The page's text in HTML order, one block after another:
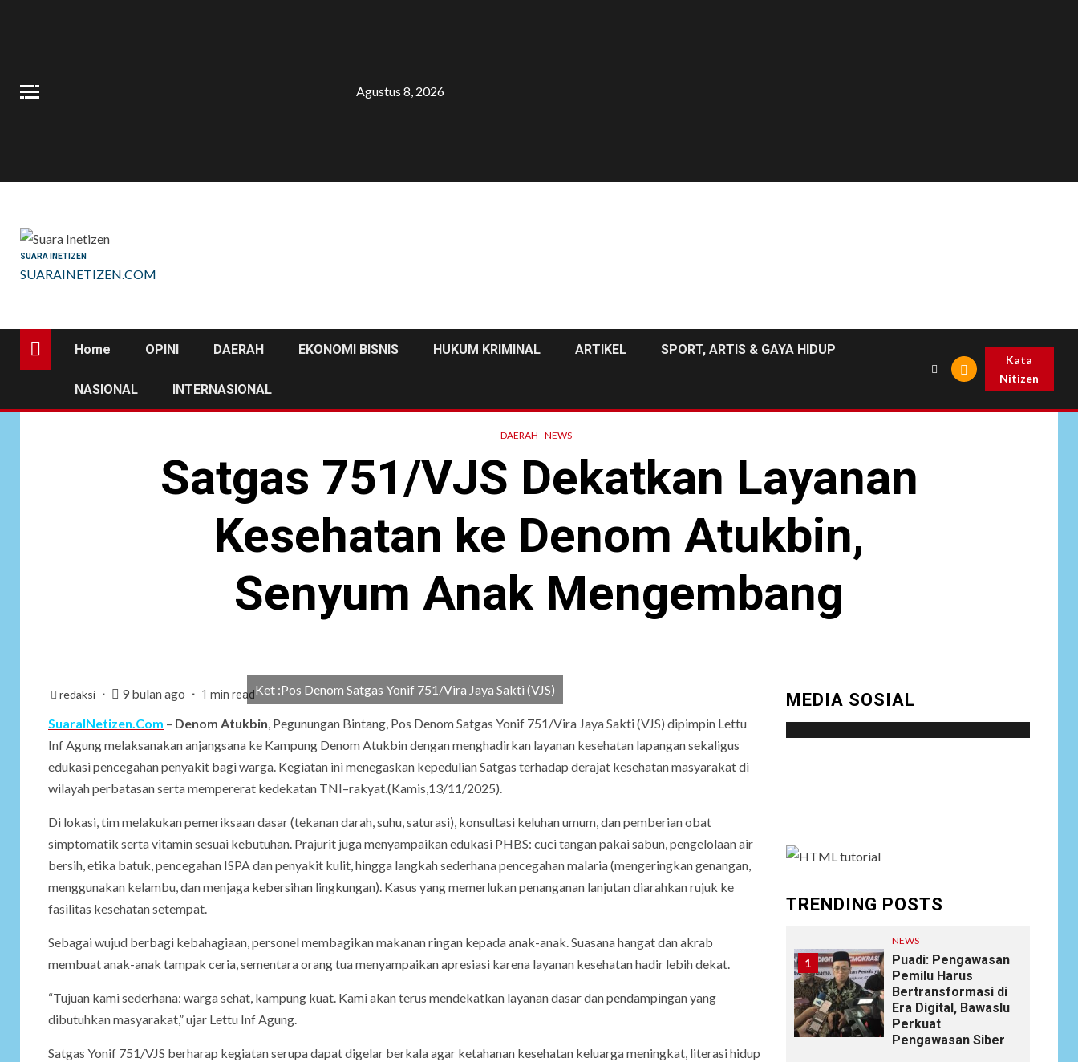
Agustus 8, 2026
SUARA INETIZEN
SUARAINETIZEN.COM
Home OPINI DAERAH EKONOMI BISNIS HUKUM KRIMINAL ARTIKEL SPORT, ARTIS & GAYA HIDUP
NASIONAL INTERNASIONAL
Kata
Nitizen
DAERAH NEWS
Satgas 751/VJS Dekatkan Layanan
Kesehatan ke Denom Atukbin,
Senyum Anak Mengembang
redaksi 9 bulan ago 1 min readKet :Pos Denom Satgas Yonif 751/Vira Jaya Sakti (VJS)
SuaraINetizen.Com – Denom Atukbin, Pegunungan Bintang, Pos Denom Satgas Yonif 751/Vira Jaya Sakti (VJS) dipimpin Lettu
Inf Agung melaksanakan anjangsana ke Kampung Denom Atukbin dengan menghadirkan layanan kesehatan lapangan sekaligus
edukasi pencegahan penyakit bagi warga. Kegiatan ini menegaskan kepedulian Satgas terhadap derajat kesehatan masyarakat di
wilayah perbatasan serta mempererat kedekatan TNI–rakyat.(Kamis,13/11/2025).
Di lokasi, tim melakukan pemeriksaan dasar (tekanan darah, suhu, saturasi), konsultasi keluhan umum, dan pemberian obat
simptomatik serta vitamin sesuai kebutuhan. Prajurit juga menyampaikan edukasi PHBS: cuci tangan pakai sabun, pengelolaan air
bersih, etika batuk, pencegahan ISPA dan penyakit kulit, hingga langkah sederhana pencegahan malaria (mengeringkan genangan,
menggunakan kelambu, dan menjaga kebersihan lingkungan). Kasus yang memerlukan penanganan lanjutan diarahkan rujuk ke
fasilitas kesehatan setempat.
Sebagai wujud berbagi kebahagiaan, personel membagikan makanan ringan kepada anak-anak. Suasana hangat dan akrab
membuat anak-anak tampak ceria, sementara orang tua menyampaikan apresiasi karena layanan kesehatan hadir lebih dekat.
“Tujuan kami sederhana: warga sehat, kampung kuat. Kami akan terus mendekatkan layanan dasar dan pendampingan yang
dibutuhkan masyarakat,” ujar Lettu Inf Agung.
Satgas Yonif 751/VJS berharap kegiatan serupa dapat digelar berkala agar ketahanan kesehatan keluarga meningkat, literasi hidup
MEDIA SOSIAL
TRENDING POSTS
1
NEWS
Puadi: Pengawasan
Pemilu Harus
Bertransformasi di
Era Digital, Bawaslu
Perkuat
Pengawasan Siber